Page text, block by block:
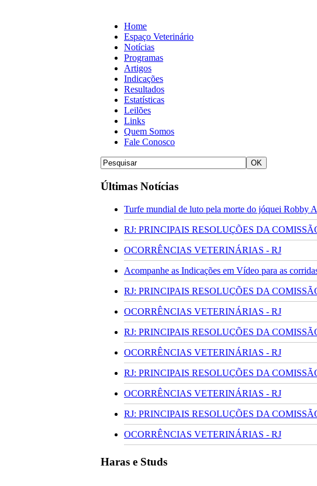
Home
Espaço Veterinário
Notícias
Programas
Artigos
Indicações
Resultados
Estatísticas
Leilões
Links
Quem Somos
Fale Conosco
Últimas Notícias
Turfe mundial de luto pela morte do jóquei Robby
RJ: PRINCIPAIS RESOLUÇÕES DA
OCORRÊNCIAS VETERINÁRIAS - RJ
Acompanhe as Indicações em Vídeo para as
RJ: PRINCIPAIS RESOLUÇÕES DA
OCORRÊNCIAS VETERINÁRIAS - RJ
RJ: PRINCIPAIS RESOLUÇÕES DA
OCORRÊNCIAS VETERINÁRIAS - RJ
RJ: PRINCIPAIS RESOLUÇÕES DA
OCORRÊNCIAS VETERINÁRIAS - RJ
RJ: PRINCIPAIS RESOLUÇÕES DA
OCORRÊNCIAS VETERINÁRIAS - RJ
Haras e Studs